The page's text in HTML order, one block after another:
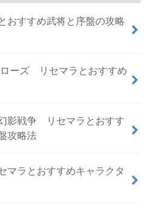
すすめ武将と序盤の攻略
ーズ リセマラとおすすめ
影戦争 リセマラとおすす
攻略法
ラとおすすめキャラクタ